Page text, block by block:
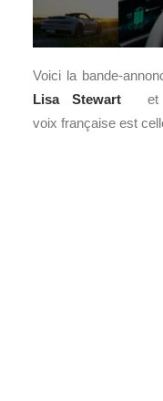
Voici la bande-
Lisa Stewart et
voix française est